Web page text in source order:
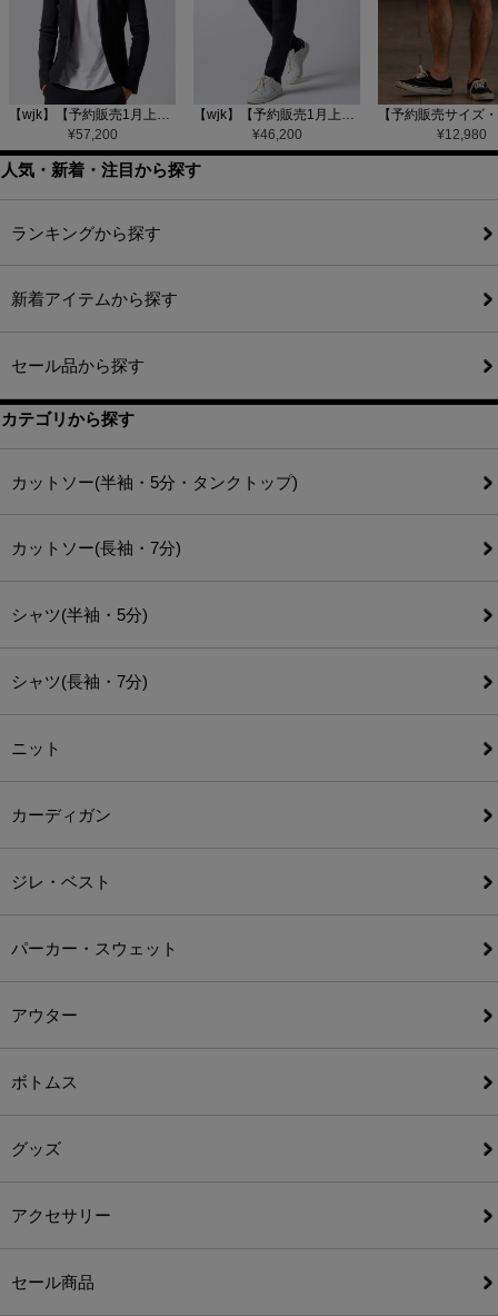
【wjk】【予約販売1月上旬～中旬入荷】function knit jacket(jacquard check) ニットジャケット(207 mw08j)
¥57,200
【wjk】【予約販売1月上旬～中旬入荷】function knit easy slacks(jacquard check) ニットイージーパンツ(504 mw08j)
¥46,200 ¥12,980
人気・新着・注目から探す
ランキングから探す
新着アイテムから探す
セール品から探す
カテゴリから探す
カットソー(半袖・5分・タンクトップ)
カットソー(長袖・7分)
シャツ(半袖・5分)
シャツ(長袖・7分)
ニット
カーディガン
ジレ・ベスト
パーカー・スウェット
アウター
ボトムス
グッズ
アクセサリー
セール商品